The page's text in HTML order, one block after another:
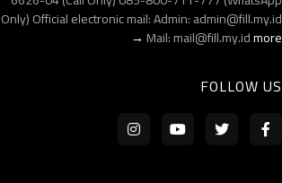
Only) Official electronic mail: Admin: admin@fill.my.id
Mail: mail@fill.my.idmore →
FOLLOW US